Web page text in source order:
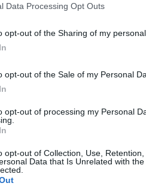
Data Processing Opt Outs
opt-out of the Sharing of my personal
opt-out of the Sale of my Personal
opt-out of processing my Personal
opt-out of Collection, Use,
Data that Is Unrelated with
πολιτικών ούτε
αποτελεσματικότητας των
τουριστικής ικανότητας.
τον αριθμό κλινών ανά
δυνατότητες και τα
οι χωροταξικές
και όχι σε γενικευμένες
όρους δόμησης πρέπει να
της τοπικής ταυτότητας, ενώ